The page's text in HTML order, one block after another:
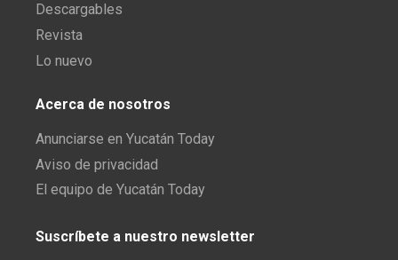
Descargables
Revista
Lo nuevo
Acerca de nosotros
Anunciarse en Yucatán Today
Aviso de privacidad
El equipo de Yucatán Today
Suscríbete a nuestro newsletter